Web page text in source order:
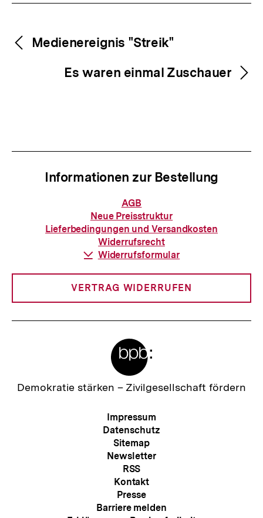
Inhaltsnavigation
Inhaltsnavigation
Medienereignis "Streik"
Es waren einmal Zuschauer
Informationen zur Bestellung
Informationen
zur
Bestellung
AGB
Neue Preisstruktur
Lieferbedingungen und Versandkosten
Widerrufsrecht
Download-
Widerrufsformular
VERTRAG WIDERRUFEN
Zur
Demokratie stärken – Zivilgesellschaft fördern
Meta-
Navigation
Impressum
Datenschutz
Sitemap
Newsletter
RSS
Kontakt
Presse
Barriere melden